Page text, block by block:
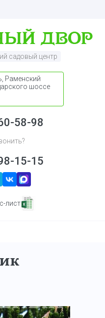
садовый центр
Раменский
шоссе
58-98
15-15
лист